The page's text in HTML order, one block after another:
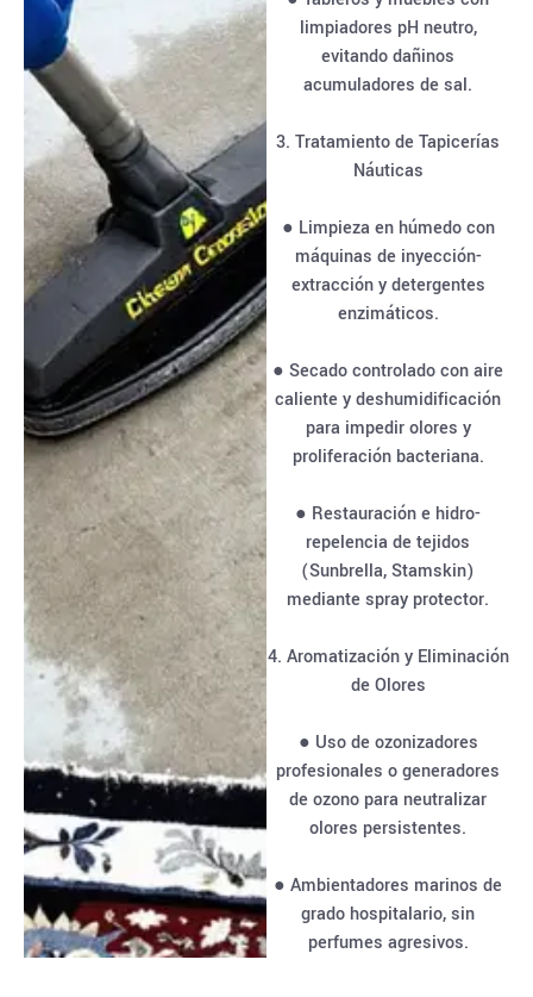
limpiadores pH neutro,
evitando dañinos
acumuladores de sal.
3. Tratamiento de Tapicerías
Náuticas
● Limpieza en húmedo con
máquinas de inyección-
extracción y detergentes
enzimáticos.
● Secado controlado con aire
caliente y deshumidificación
para impedir olores y
proliferación bacteriana.
● Restauración e hidro-
repelencia de tejidos
(Sunbrella, Stamskin)
mediante spray protector.
4. Aromatización y Eliminación
de Olores
● Uso de ozonizadores
profesionales o generadores
de ozono para neutralizar
olores persistentes.
● Ambientadores marinos de
grado hospitalario, sin
perfumes agresivos.